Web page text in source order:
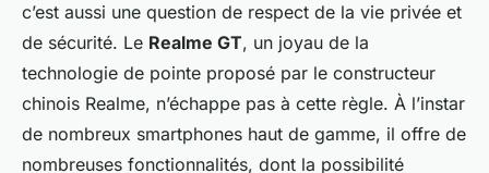
c’est aussi une question de respect de la vie privée et
de sécurité. Le Realme GT, un joyau de la
technologie de pointe proposé par le constructeur
chinois Realme, n’échappe pas à cette règle. À l’instar
de nombreux smartphones haut de gamme, il offre de
nombreuses fonctionnalités, dont la possibilité